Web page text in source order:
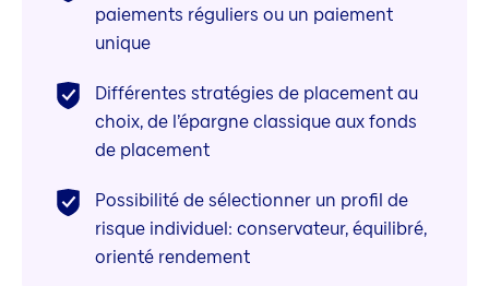
paiements réguliers ou un paiement
unique
Différentes stratégies de placement au
choix, de l’épargne classique aux fonds
de placement
Possibilité de sélectionner un profil de
risque individuel: conservateur, équilibré,
orienté rendement